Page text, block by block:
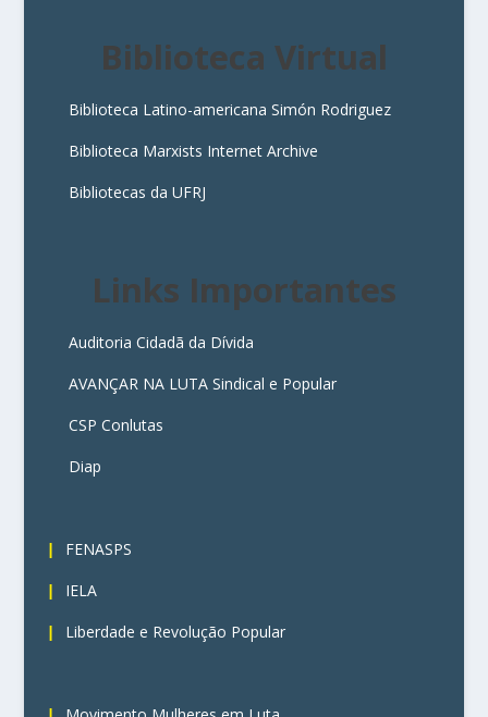
Biblioteca Virtual
Biblioteca Latino-americana Simón Rodriguez
Biblioteca Marxists Internet Archive
Bibliotecas da UFRJ
Links Importantes
Auditoria Cidadã da Dívida
AVANÇAR NA LUTA Sindical e Popular
CSP Conlutas
Diap
FENASPS
IELA
Liberdade e Revolução Popular